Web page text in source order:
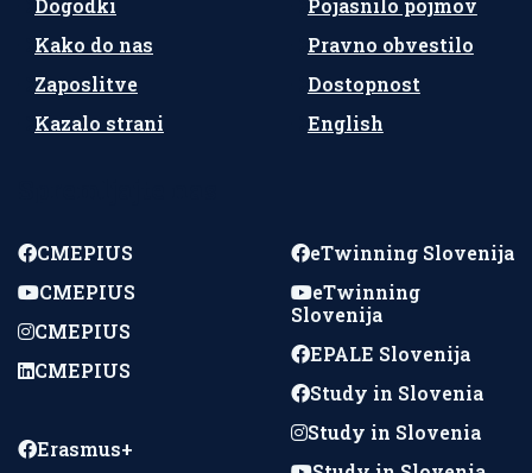
Dogodki
Kako do nas
Zaposlitve
Kazalo strani
Pojasnilo pojmov
Pravno obvestilo
Dostopnost
English
CMEPIUS
CMEPIUS
CMEPIUS
CMEPIUS
Erasmus+
eTwinning Slovenija
eTwinning
Slovenija
EPALE Slovenija
Study in Slovenia
Study in Slovenia